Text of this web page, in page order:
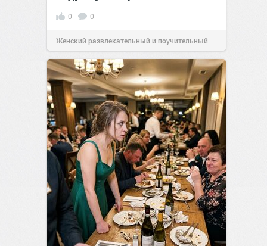
0 0
Женский развлекательный и поучительный
сайт.21:46Сегодня